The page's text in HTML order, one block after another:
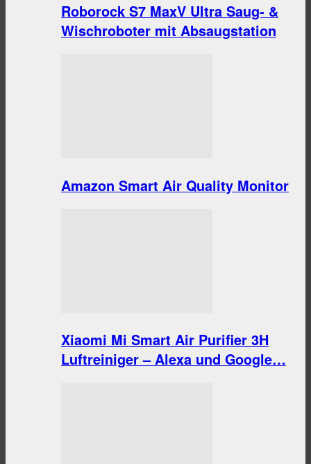
Roborock S7 MaxV Ultra Saug- &
Wischroboter mit Absaugstation
Amazon Smart Air Quality Monitor
Xiaomi Mi Smart Air Purifier 3H
Luftreiniger – Alexa und Google…